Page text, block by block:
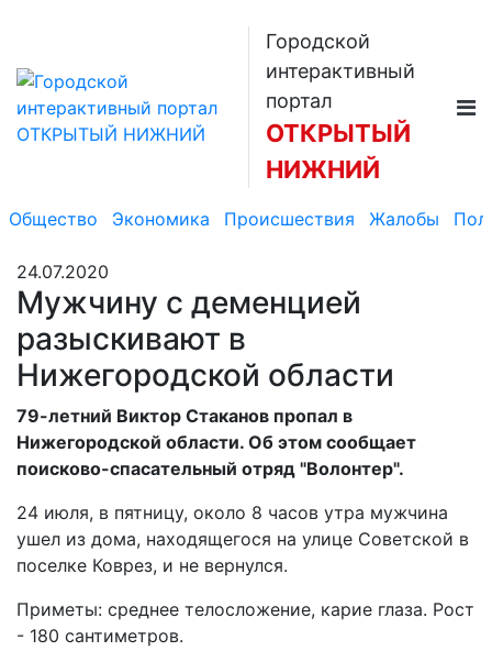
Городской
интерактивный
портал
ОТКРЫТЫЙ
НИЖНИЙ
Общество Экономика Происшествия Жалобы
24.07.2020
Мужчину с деменцией
разыскивают в
Нижегородской области
79-летний Виктор Стаканов пропал в
Нижегородской области. Об этом сообщает
поисково-спасательный отряд "Волонтер".
24 июля, в пятницу, около 8 часов утра мужчина
ушел из дома, находящегося на улице Советской в
поселке Коврез, и не вернулся.
Приметы: среднее телосложение, карие глаза. Рост
- 180 сантиметров.